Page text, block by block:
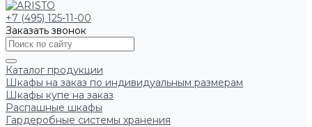
+7 (495) 125-11-00
Заказать звонок
Каталог продукции
Шкафы на заказ по индивидуальным размерам
Шкафы купе на заказ
Распашные шкафы
Гардеробные системы хранения